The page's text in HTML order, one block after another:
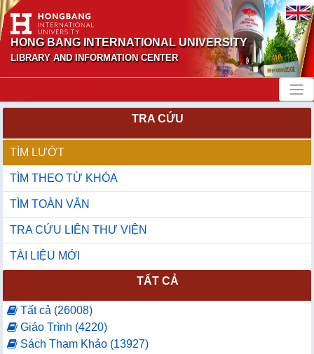
HONG BANG INTERNATIONAL UNIVERSITY
LIBRARY AND INFORMATION CENTER
TRA CỨU
TÌM LƯỚT
TÌM THEO TỪ KHÓA
TÌM TOÀN VĂN
TRA CỨU LIÊN THƯ VIỆN
TÀI LIỆU MỚI
TẤT CẢ
Tất cả (26008)
Giáo Trình (4220)
Sách Tham Khảo (13927)